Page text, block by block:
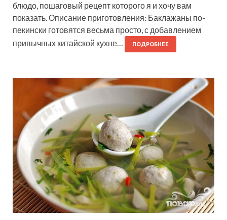
блюдо, пошаговый рецепт которого я и хочу вам
показать. Описание приготовления: Баклажаны по-
пекински готовятся весьма просто, с добавлением
привычных китайской кухне…
ПОДРОБНЕЕ